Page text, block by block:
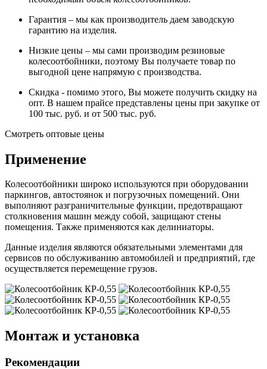
Гарантия – мы как производитель даем заводскую
гарантию на изделия.
Низкие цены – мы сами производим резиновые
колесоотбойники, поэтому Вы получаете товар по
выгодной цене напрямую с производства.
Скидка - помимо этого, Вы можете получить скидку на
опт. В нашем прайсе представлены цены при закупке от
100 тыс. руб. и от 500 тыс. руб.
Смотреть оптовые цены
Применение
Колесоотбойники широко используются при оборудовании
паркингов, автостоянок и погрузочных помещений. Они
выполняют разграничительные функции, предотвращают
столкновения машин между собой, защищают стены
помещения. Также применяются как делиниаторы.
Данные изделия являются обязательными элементами для
сервисов по обслуживанию автомобилей и предприятий, где
осуществляется перемещение грузов.
Монтаж и установка
Рекомендации